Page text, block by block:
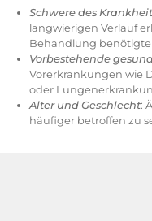
Schwere des
langwierigen Verlauf
Behandlung
Vorbestehende
Vorerkrankungen wie
oder
Alter und Geschlecht:
häufiger betroffen zu